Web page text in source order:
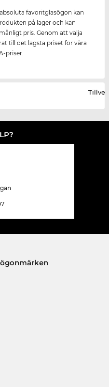
favoritglasögon kan
på lager och kan
pris. Genom att välja
till det lägsta priset för våra
priser.